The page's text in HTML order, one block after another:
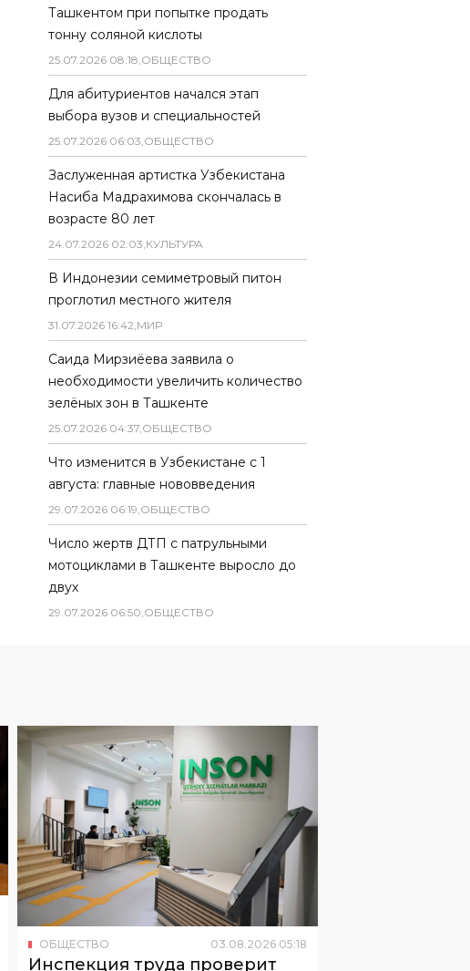
Ташкентом при попытке продать
тонну соляной кислоты
25.07.2026 08:18,ОБЩЕСТВО
Для абитуриентов начался этап
выбора вузов и специальностей
25.07.2026 06:03,ОБЩЕСТВО
Заслуженная артистка Узбекистана
Насиба Мадрахимова скончалась в
возрасте 80 лет
24.07.2026 02:03,КУЛЬТУРА
В Индонезии семиметровый питон
проглотил местного жителя
31.07.2026 16:42,МИР
Саида Мирзиёева заявила о
необходимости увеличить количество
зелёных зон в Ташкенте
25.07.2026 04:37,ОБЩЕСТВО
Что изменится в Узбекистане с 1
августа: главные нововведения
29.07.2026 06:19,ОБЩЕСТВО
Число жертв ДТП с патрульными
мотоциклами в Ташкенте выросло до
двух
29.07.2026 06:50,ОБЩЕСТВО
ОБЩЕСТВО 03.08.2026 05:18
Инспекция труда проверит